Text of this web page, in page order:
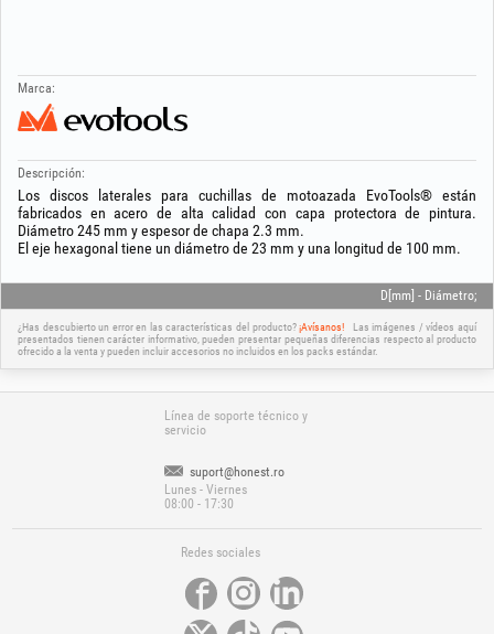
Marca:
Descripción:
Los discos laterales para cuchillas de motoazada EvoTools® están
fabricados en acero de alta calidad con capa protectora de pintura.
Diámetro 245 mm y espesor de chapa 2.3 mm.
El eje hexagonal tiene un diámetro de 23 mm y una longitud de 100 mm.
D[mm] - Diámetro;
¿Has descubierto un error en las características del producto?¡Avísanos!
Las imágenes / vídeos aquí
presentados tienen carácter informativo, pueden presentar pequeñas diferencias respecto al producto
ofrecido a la venta y pueden incluir accesorios no incluidos en los packs estándar.
Línea de soporte técnico y
servicio
suport@honest.ro
Lunes - Viernes
08:00 - 17:30
Redes sociales